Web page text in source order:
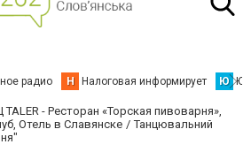
радио Н Налоговая информирует Ю
TALER - Ресторан «Торская пивоварня»,
Отель в Славянске
Танцювальний